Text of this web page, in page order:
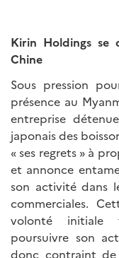
Kirin Holdings se
Chine
Sous pression
présence au
entreprise
japonais des
« ses regrets » à
et annonce
son activité dans
commerciales.
volonté initiale
poursuivre son
donc contraint